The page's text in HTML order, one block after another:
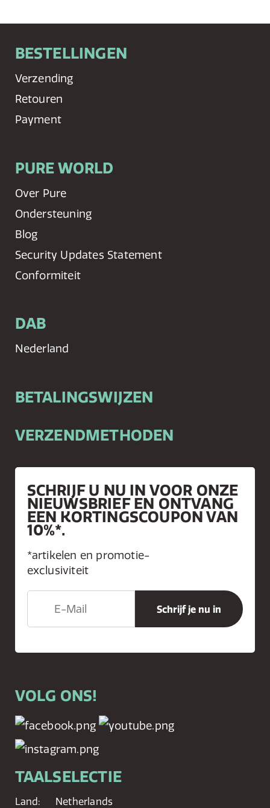
BESTELLINGEN
Verzending
Retouren
Payment
PURE WORLD
Over Pure
Ondersteuning
Blog
Security Updates Statement
Conformiteit
DAB
Nederland
BETALINGSWIJZEN
VERZENDMETHODEN
SCHRIJF U NU IN VOOR ONZE
NIEUWSBRIEF EN ONTVANG
EEN KORTINGSCOUPON VAN
10%*.
*artikelen en promotie-
exclusiviteit
VOLG ONS!
TAALSELECTIE
Land: Netherlands